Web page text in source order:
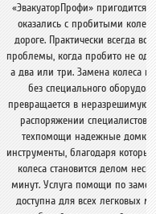
«ЭвакуаторПрофи» пригодится,
оказались с пробитыми
дороге. Практически всегда
проблемы, когда пробито не
а два или три. Замена колеса
без специального
превращается в неразрешимую
распоряжении специалистов
техпомощи надежные
инструменты, благодаря
колеса становится делом
минут. Услуга помощи по
доступна для всех легковых